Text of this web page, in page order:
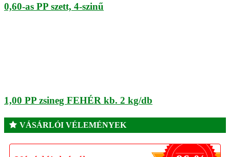
0,60-as PP szett, 4-szinű
1,00 PP zsineg FEHÉR kb. 2 kg/db
VÁSÁRLÓI VÉLEMÉNYEK